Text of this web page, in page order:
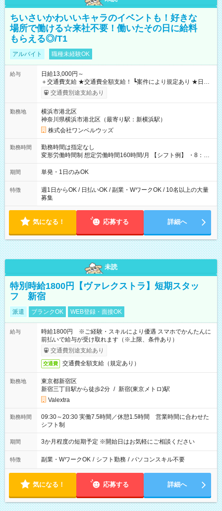
ちいさいかわいいキャラのイベントも！好きな
場所で働ける☆来社不要！働いたその日に給料
もらえる◎/T1
アルバイト 職種未経験OK
給与
日給13,000円～
＋交通費支給 ★交通費全額支給！ ┗案件により規定あり ★日払
いOK！（規定あり） ┗働いたその日に現金GET♪ お仕事後はコ
ンビニATMから 日払い分を引き落とせます！ 【試用期間】試
交通費別途支給あり
勤務地
横浜市港北区
神奈川県横浜市港北区（最寄り駅：新横浜駅）
株式会社ワンベルウッズ
勤務時間
勤務時間は指定なし
変形労働時間制 想定労働時間160時間/月 【シフト例】 ・8：00
～21：00
期間 単発・1日のみOK
特徴
週1日からOK / 日払いOK / 副業・WワークOK / 10名以上の大量
募集
気になる！ 応募する 詳細へ
未読
特別時給1800円【ヴァレクストラ】短期スタッ
フ 新宿
派遣 ブランクOK WEB登録・面接OK
給与
時給1800円 ※ご経験・スキルにより優遇 スマホでかんたんに
前払いで給与が受け取れます（※上限、条件あり）
交通費別途支給あり
交通費 交通費全額支給（規定あり）
勤務地
東京都新宿区
新宿三丁目駅から徒歩2分 / 新宿(東京メトロ)駅
Valextra
勤務時間
09:30～20:30 実働7.5時間／休憩1.5時間 営業時間に合わせた
シフト制
期間 3か月程度の短期予定 ※開始日はお気軽にご相談ください
特徴 副業・WワークOK / シフト勤務 / パソコンスキル不要
気になる！ 応募する 詳細へ